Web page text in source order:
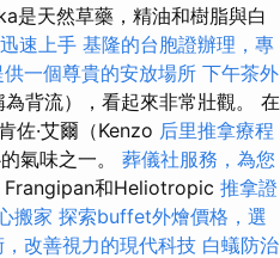
是天然草藥，精油和樹脂與白
速上手 基隆的台胞證辦理，專
一個尊貴的安放場所 下午茶外
背流），看起來非常壯觀。 在
佐·艾爾（Kenzo 后里推拿療程
氣味之一。 葬儀社服務，為您
Frangipan和Heliotropic 推拿證
搬家 探索buffet外燴價格，選
改善視力的現代科技 白蟻防治